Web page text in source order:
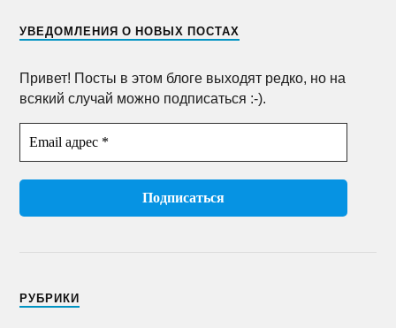
УВЕДОМЛЕНИЯ О НОВЫХ ПОСТАХ
Привет! Посты в этом блоге выходят редко, но на
всякий случай можно подписаться :-).
РУБРИКИ